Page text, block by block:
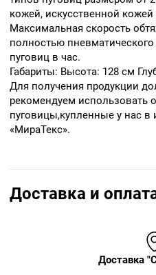
кожей, искусственной
Максимальная скорость
полностью
пуговиц в час.
Габариты: Высота: 128 см
Для получения продукции
рекомендуем использовать
пуговицы,купленные у нас в
«МираТекс».
Доставка и
Доставка